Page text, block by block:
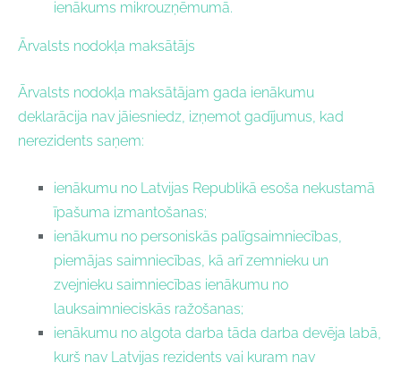
ienākums mikrouzņēmumā.
Ārvalsts nodokļa maksātājs
Ārvalsts nodokļa maksātājam gada ienākumu
deklarācija nav jāiesniedz, izņemot gadījumus, kad
nerezidents saņem:
ienākumu no Latvijas Republikā esoša nekustamā
īpašuma izmantošanas;
ienākumu no personiskās palīgsaimniecības,
piemājas saimniecības, kā arī zemnieku un
zvejnieku saimniecības ienākumu no
lauksaimnieciskās ražošanas;
ienākumu no algota darba tāda darba devēja labā,
kurš nav Latvijas rezidents vai kuram nav